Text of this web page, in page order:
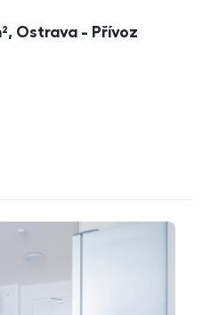
Ostrava - Přívoz